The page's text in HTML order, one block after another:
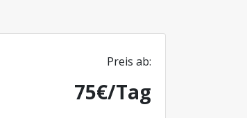
Preis ab:
75€/Tag